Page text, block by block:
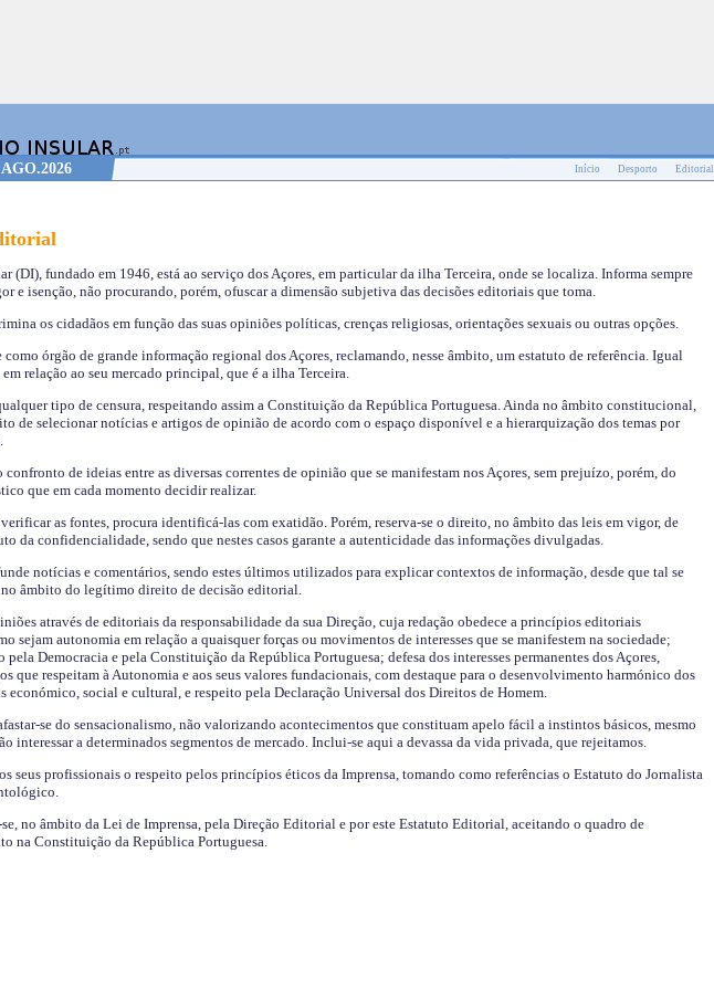
Início Desporto Editorial
(DI), fundado em 1946, está ao serviço dos Açores, em particular da ilha Terceira, onde se localiza. Informa sempre
e isenção, não procurando, porém, ofuscar a dimensão subjetiva das decisões editoriais que toma.
os cidadãos em função das suas opiniões políticas, crenças religiosas, orientações sexuais ou outras opções.
como órgão de grande informação regional dos Açores, reclamando, nesse âmbito, um estatuto de referência. Igual
relação ao seu mercado principal, que é a ilha Terceira.
tipo de censura, respeitando assim a Constituição da República Portuguesa. Ainda no âmbito constitucional,
de selecionar notícias e artigos de opinião de acordo com o espaço disponível e a hierarquização dos temas por
confronto de ideias entre as diversas correntes de opinião que se manifestam nos Açores, sem prejuízo, porém, do
que em cada momento decidir realizar.
as fontes, procura identificá-las com exatidão. Porém, reserva-se o direito, no âmbito das leis em vigor, de
da confidencialidade, sendo que nestes casos garante a autenticidade das informações divulgadas.
notícias e comentários, sendo estes últimos utilizados para explicar contextos de informação, desde que tal se
âmbito do legítimo direito de decisão editorial.
através de editoriais da responsabilidade da sua Direção, cuja redação obedece a princípios editoriais
sejam autonomia em relação a quaisquer forças ou movimentos de interesses que se manifestem na sociedade;
pela Democracia e pela Constituição da República Portuguesa; defesa dos interesses permanentes dos Açores,
que respeitam à Autonomia e aos seus valores fundacionais, com destaque para o desenvolvimento harmónico dos
económico, social e cultural, e respeito pela Declaração Universal dos Direitos de Homem.
se do sensacionalismo, não valorizando acontecimentos que constituam apelo fácil a instintos básicos, mesmo
interessar a determinados segmentos de mercado. Inclui-se aqui a devassa da vida privada, que rejeitamos.
seus profissionais o respeito pelos princípios éticos da Imprensa, tomando como referências o Estatuto do Jornalista
no âmbito da Lei de Imprensa, pela Direção Editorial e por este Estatuto Editorial, aceitando o quadro de
na Constituição da República Portuguesa.